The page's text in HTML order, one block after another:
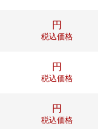
円
税込価格
円
税込価格
円
税込価格